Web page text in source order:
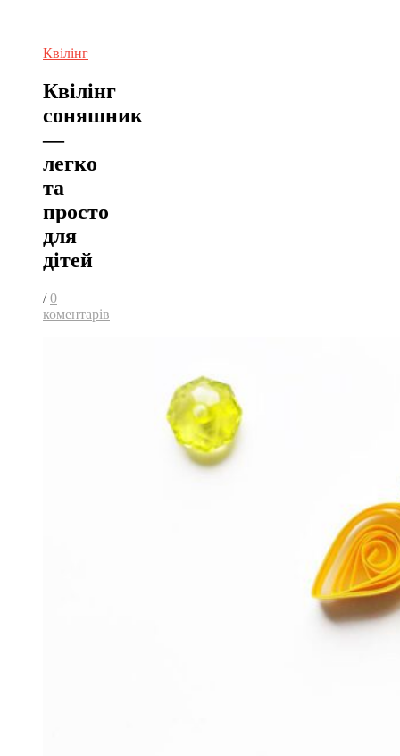
Квілінг
Квілінг
соняшник
—
легко
та
просто
для
дітей
/ 0
коментарів